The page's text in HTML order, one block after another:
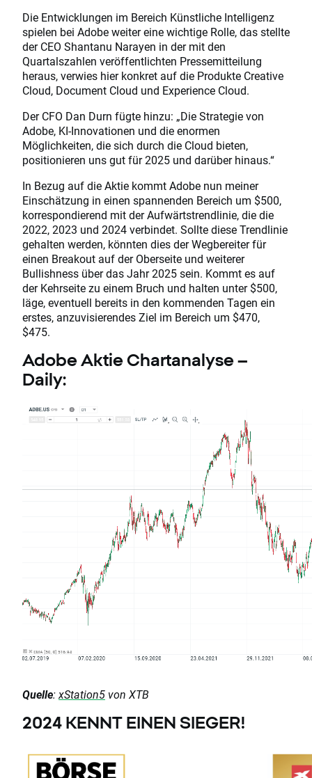
Die Entwicklungen im Bereich Künstliche Intelligenz
spielen bei Adobe weiter eine wichtige Rolle, das stellte
der CEO Shantanu Narayen in der mit den
Quartalszahlen veröffentlichten Pressemitteilung
heraus, verwies hier konkret auf die Produkte Creative
Cloud, Document Cloud und Experience Cloud.
Der CFO Dan Durn fügte hinzu: „Die Strategie von
Adobe, KI-Innovationen und die enormen
Möglichkeiten, die sich durch die Cloud bieten,
positionieren uns gut für 2025 und darüber hinaus.“
In Bezug auf die Aktie kommt Adobe nun meiner
Einschätzung in einen spannenden Bereich um $500,
korrespondierend mit der Aufwärtstrendlinie, die die
2022, 2023 und 2024 verbindet. Sollte diese Trendlinie
gehalten werden, könnten dies der Wegbereiter für
einen Breakout auf der Oberseite und weiterer
Bullishness über das Jahr 2025 sein. Kommt es auf
der Kehrseite zu einem Bruch und halten unter $500,
läge, eventuell bereits in den kommenden Tagen ein
erstes, anzuvisierendes Ziel im Bereich um $470,
$475.
Adobe Aktie Chartanalyse –
Daily:
Quelle:xStation5 von XTB
2024 KENNT EINEN SIEGER!